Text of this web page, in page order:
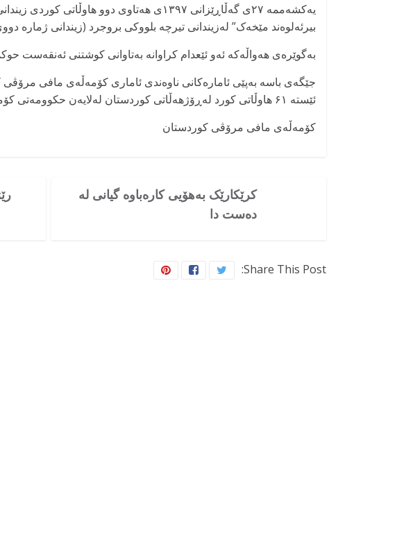
یەکشەممە ۲۷ی گەڵاڕێزانی ۱۳۹۷ی هەتاوی دوو
بیرئەلوەند مێخەک” لەزیندانی تیرچە بلووکی بروجرد (زیندانی ژمارە
بەگوێرەی هەواڵەکە ئەو ئێعدام کراوانە بەتاوانی کوشتنی ئەنقەست
ئێستە ۶۱ هاوڵاتی کورد لەڕۆژهەڵاتی کوردستان لەلایەن حکوومەتی کۆماری ئیسلامی ئێرانەوە ئێعدام کراون.
کۆمەڵەی مافی مرۆڤی کوردستان
کرێکارێک بەهۆیی کارەباوە گیانی لە
دەست دا
Share This Post: